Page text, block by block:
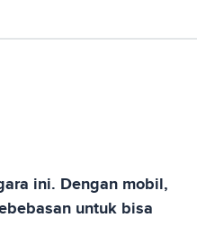
ini. Dengan mobil,
untuk bisa